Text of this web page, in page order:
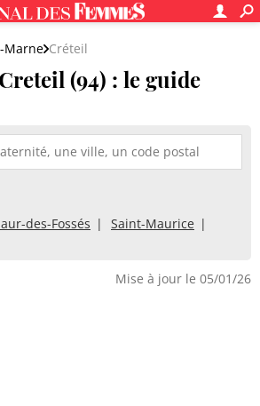
Marne Créteil
(94) : le guide
des-Fossés
Saint-Maurice
Mise à jour le 05/01/26